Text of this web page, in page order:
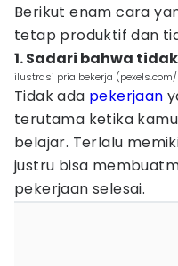
Berikut enam cara
tetap produktif dan
1. Sadari bahwa
ilustrasi pria bekerja
Tidak ada pekerjaan
terutama ketika
belajar. Terlalu
justru bisa
pekerjaan selesai.